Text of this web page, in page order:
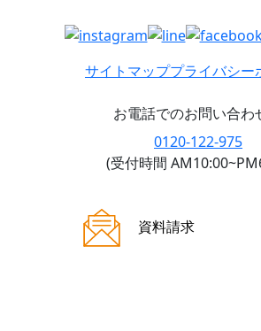
サイトマッププライバシー
お電話でのお問い合わ
0120-122-975
(受付時間
資料請求